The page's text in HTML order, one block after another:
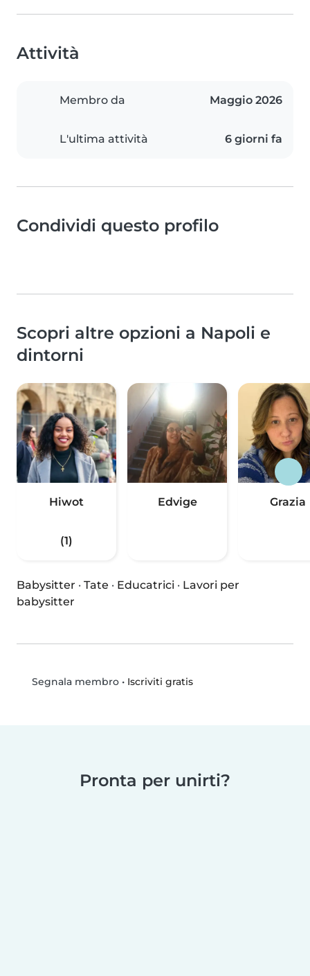
Attività
Membro da Maggio 2026
L'ultima attività 6 giorni fa
Condividi questo profilo
Scopri altre opzioni a Napoli e
dintorni
Hiwot
(1)
Edvige Grazia
Babysitter · Tate · Educatrici · Lavori per
babysitter
Segnala membro• Iscriviti gratis
Pronta per unirti?